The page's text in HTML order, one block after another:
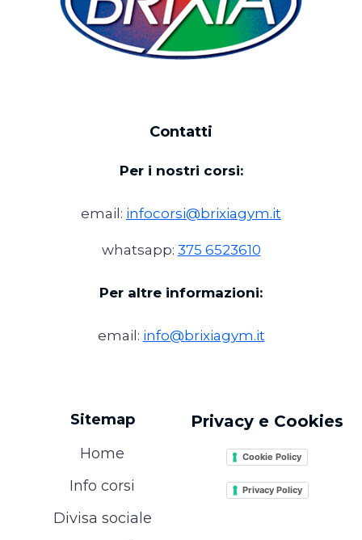
Contatti
Per i nostri corsi:
email: infocorsi@brixiagym.it
whatsapp: 375 6523610
Per altre informazioni:
email: info@brixiagym.it
Sitemap
Home
Info corsi
Divisa sociale
Privacy e Cookies
Cookie Policy
Privacy Policy